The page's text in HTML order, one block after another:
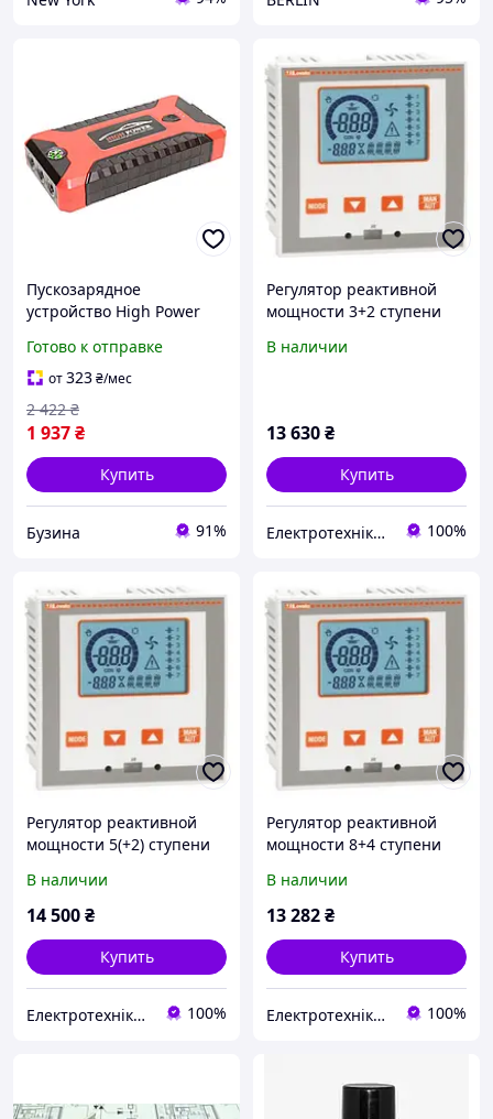
Пускозарядное
устройство High Power
99800 мАч портативное
пусковое устройство с
насосом buzyna
Готово к отправке
от323₴/мес
1 937₴
2 422 ₴
Купить
Бузина 91%
Регулятор реактивной
мощности 3+2 ступени
В наличии
13 630₴
Купить
Електротехніка, автоматизація, КВП та А, привідна техніка 100%
Регулятор реактивной
мощности 5(+2) ступени
В наличии
14 500₴
Купить
Електротехніка, автоматизація, КВП та А, привідна техніка 100%
Регулятор реактивной
мощности 8+4 ступени
В наличии
13 282₴
Купить
Електротехніка, автоматизація, КВП та А, привідна техніка 100%